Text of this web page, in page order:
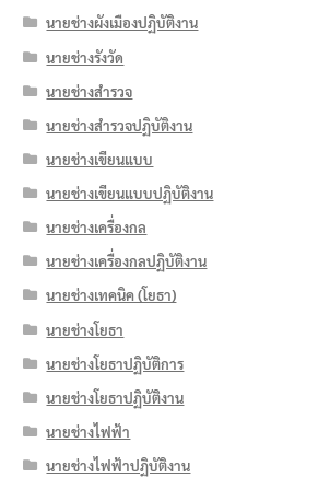
นายช่างผังเมืองปฏิบัติงาน
นายช่างรังวัด
นายช่างสำรวจ
นายช่างสำรวจปฏิบัติงาน
นายช่างเขียนแบบ
นายช่างเขียนแบบปฏิบัติงาน
นายช่างเครื่องกล
นายช่างเครื่องกลปฏิบัติงาน
นายช่างเทคนิค (โยธา)
นายช่างโยธา
นายช่างโยธาปฏิบัติการ
นายช่างโยธาปฏิบัติงาน
นายช่างไฟฟ้า
นายช่างไฟฟ้าปฏิบัติงาน